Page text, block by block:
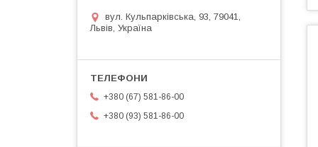
вул. Кульпарківська, 93, 79041,
Львів, Україна
+380 (67) 581-86-00
+380 (93) 581-86-00